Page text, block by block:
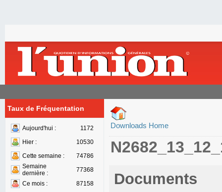
Taux de Fréquentation
Aujourd'hui :
1172
Hier :
10530
Cette semaine :
74786
Semaine
dernière :
77368
Ce mois :
87158
Downloads Home
Documents